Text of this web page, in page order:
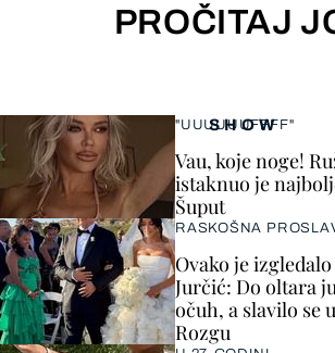
PROČITAJ
SHOW
"UUUUUUFFFF"
Vau, koje noge!
istaknuo je
Šuput
RASKOŠNA
Ovako je
Jurčić: Do oltara
očuh, a slavilo se
Rozgu